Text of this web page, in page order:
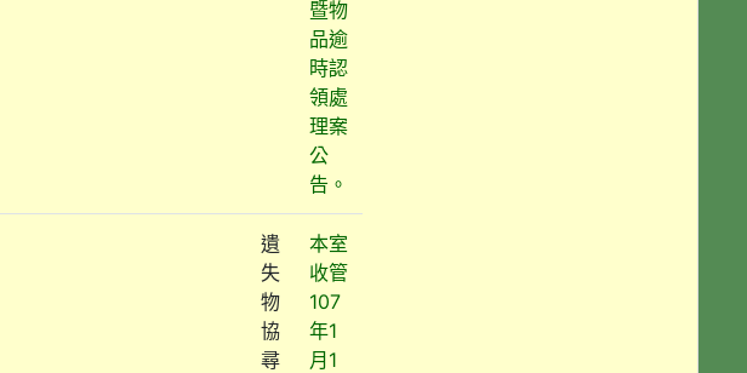
暨物
品逾
時認
領處
理案
公
告。
遺
失
物
協
尋
本室
收管
107
年1
月1